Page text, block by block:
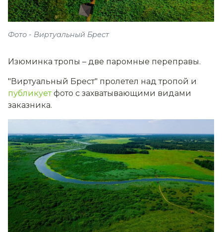
Фото - Виртуальный Брест
Изюминка тропы – две паромные переправы.
"Виртуальный Брест" пролетел над тропой и
публикуетфото с захватывающими видами
заказника.